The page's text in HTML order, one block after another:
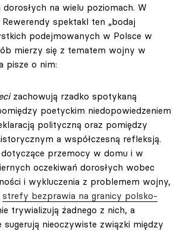
na wielu poziomach. W
spektakl ten „bodaj
podejmowanych w Polsce w
mierzy się z tematem wojny w
pisze o nim:
zachowują rzadko spotykaną
poetyckim niedopowiedzeniem
polityczną oraz pomiędzy
a współczesną refleksją.
przemocy w domu i w
oczekiwań dorosłych wobec
i wykluczenia z problemem wojny,
strefy bezprawia na granicy polsko-
trywializują żadnego z nich, a
sugerują nieoczywiste związki między